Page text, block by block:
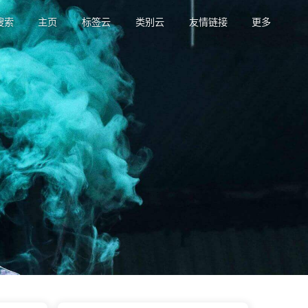
索 主页 标签云 类别云 友情链接 更多